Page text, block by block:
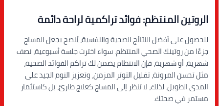
الروتين المنتظم: فوائد تراكمية لراحة دائمة
للحصول على أفضل النتائج الصحية والنفسية، يُنصح بجعل المساج
جزءًا من روتينك الصحي المنتظم. سواء اخترت جلسة أسبوعية، نصف
شهرية، أو شهرية، فإن الانتظام يضمن لك تراكم الفوائد الصحية،
مثل تحسن المرونة، تقليل التوتر المزمن، وتعزيز النوم الجيد على
المدى الطويل. لذلك، لا تنظر إلى المساج كعلاج طارئ، بل كاستثمار
مستمر في صحتك.